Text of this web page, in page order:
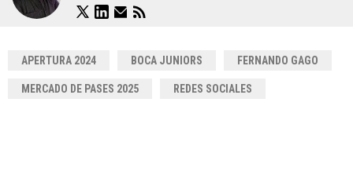
APERTURA 2024 BOCA JUNIORS FERNANDO GAGO
MERCADO DE PASES 2025 REDES SOCIALES